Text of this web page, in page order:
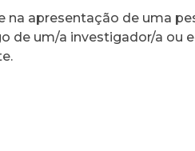
na apresentação de uma
de um/a investigador/a ou